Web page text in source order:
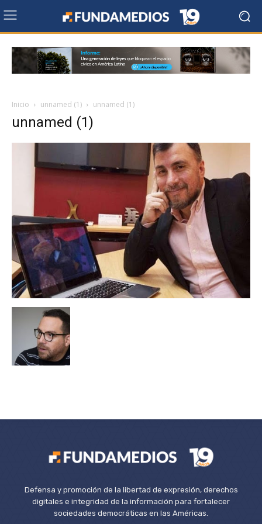
Inicio unnamed (1) unnamed (1)
unnamed (1)
Defensa y promoción de la libertad de expresión, derechos
digitales e integridad de la información para fortalecer
sociedades democráticas en las Américas.